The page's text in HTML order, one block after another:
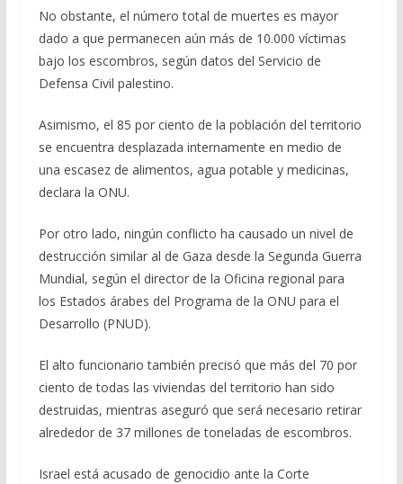
No obstante, el número total de muertes es mayor
dado a que permanecen aún más de 10.000 víctimas
bajo los escombros, según datos del Servicio de
Defensa Civil palestino.
Asimismo, el 85 por ciento de la población del territorio
se encuentra desplazada internamente en medio de
una escasez de alimentos, agua potable y medicinas,
declara la ONU.
Por otro lado, ningún conflicto ha causado un nivel de
destrucción similar al de Gaza desde la Segunda Guerra
Mundial, según el director de la Oficina regional para
los Estados árabes del Programa de la ONU para el
Desarrollo (PNUD).
El alto funcionario también precisó que más del 70 por
ciento de todas las viviendas del territorio han sido
destruidas, mientras aseguró que será necesario retirar
alrededor de 37 millones de toneladas de escombros.
Israel está acusado de genocidio ante la Corte